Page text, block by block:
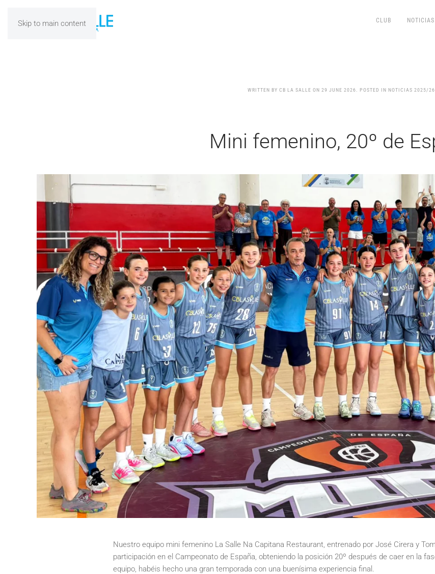
Skip to main content CLUB NOTICIAS
WRITTEN BY CB LA SALLE ON 29 JUNE 2026 . POSTED IN NOTICIAS 2025/26.
Mini femenino, 20º de
Nuestro equipo mini femenino La Salle Na Capitana Restaurant, entrenado por José Cirera y
participación en el Campeonato de España, obteniendo la posición 20º después de caer en la
equipo, habéis hecho una gran temporada con una buenísima experiencia final.